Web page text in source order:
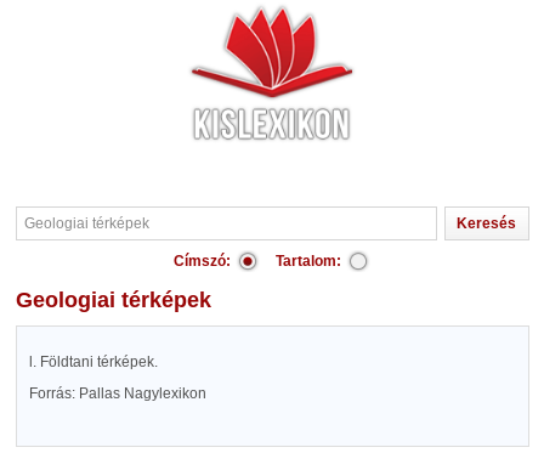
Címszó: Tartalom:
Geologiai térképek
l. Földtani térképek.
Forrás: Pallas Nagylexikon